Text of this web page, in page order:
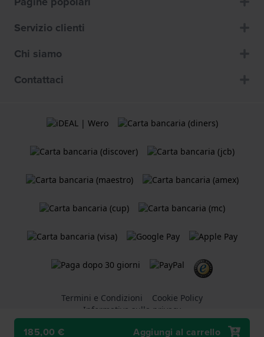
185,00 € Aggiungi al carrello
Servizio clienti
Chi siamo
Contattaci
Termini e Condizioni
Cookie Policy
Informativa sulla privacy